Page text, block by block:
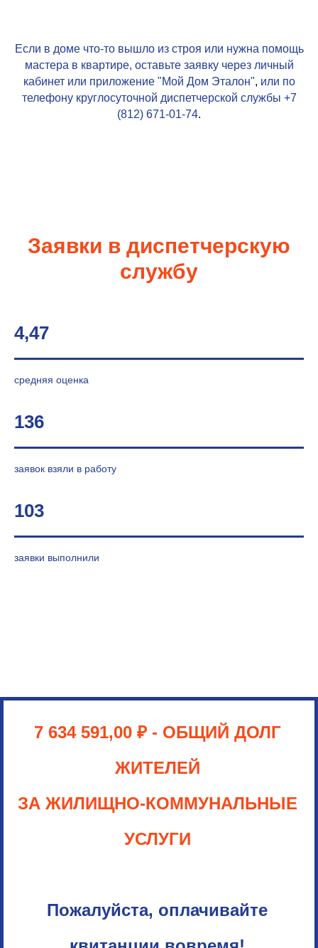
Если в доме что-то вышло из строя или нужна помощь
мастера в квартире, оставьте заявку через личный
кабинет или приложение "Мой Дом Эталон", или по
телефону круглосуточной диспетчерской службы +7
(812) 671-01-74.
Заявки в диспетчерскую
службу
4,47
средняя оценка
136
заявок взяли в работу
103
заявки выполнили
7 634 591,00 ₽ - ОБЩИЙ ДОЛГ
ЖИТЕЛЕЙ
ЗА ЖИЛИЩНО-КОММУНАЛЬНЫЕ
УСЛУГИ
Пожалуйста, оплачивайте